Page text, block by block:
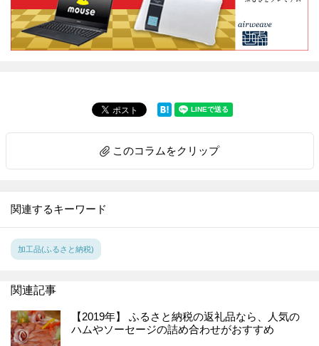
このコラムをクリップ
関連するキーワード
加工品(ふるさと納税)
関連記事
【2019年】 ふるさと納税の返礼品なら、人気の
ハムやソーセージの詰め合わせがおすすめ